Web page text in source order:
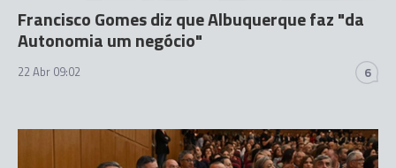
Francisco Gomes diz que Albuquerque faz "da
Autonomia um negócio"
22 Abr 09:02 6